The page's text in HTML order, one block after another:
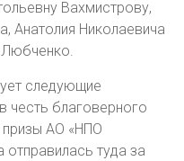
Вахмистрову,
Анатолия Николаевича
Любченко.
следующие
честь благоверного
призы АО «НПО
туда за